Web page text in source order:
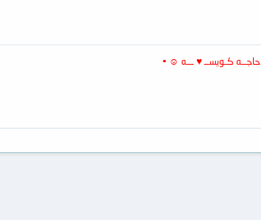
كـويســ ♥ ـــه ☺ •